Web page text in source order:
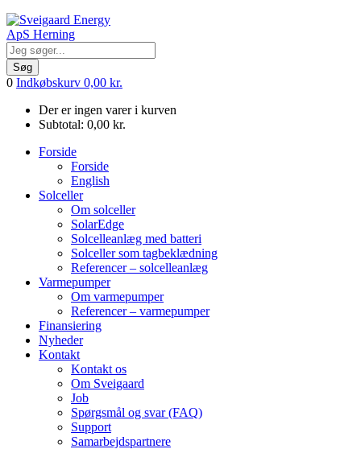
Søg
0 Indkøbskurv 0,00 kr.
Der er ingen varer i kurven
Subtotal: 0,00 kr.
Forside
Forside
English
Solceller
Om solceller
SolarEdge
Solcelleanlæg med batteri
Solceller som tagbeklædning
Referencer – solcelleanlæg
Varmepumper
Om varmepumper
Referencer – varmepumper
Finansiering
Nyheder
Kontakt
Kontakt os
Om Sveigaard
Job
Spørgsmål og svar (FAQ)
Support
Samarbejdspartnere